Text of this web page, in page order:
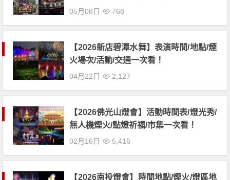
05月08日 768
【2026新店碧潭水舞】表演時間/地點/煙
火場次/活動/交通一次看！
04月22日 2,127
【2026佛光山燈會】活動時間表/燈光秀/
無人機煙火/點燈祈福/市集一次看！
02月16日 5,416
【2026南投燈會】時間地點/煙火/燈區地